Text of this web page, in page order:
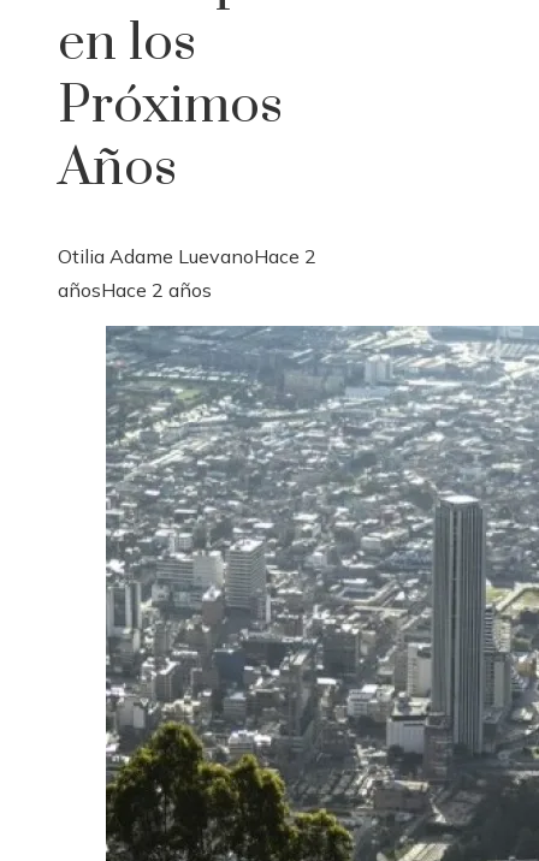
en los
Próximos
Años
Otilia Adame LuevanoHace 2
añosHace 2 años